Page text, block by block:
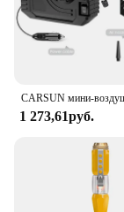
1 273,61руб.